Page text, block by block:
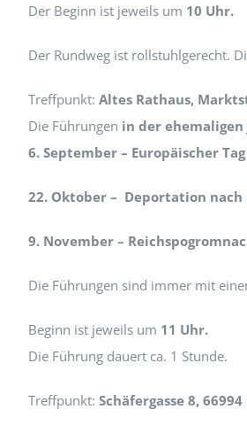
Der Beginn ist jeweils um 10 Uhr.
Der Rundweg ist rollstuhlgerecht.
Treffpunkt: Altes Rathaus,
Die Führungen in der ehemaligen
6. September – Europäischer
22. Oktober – Deportation nach
9. November –
Die Führungen sind immer mit
Beginn ist jeweils um 11 Uhr.
Die Führung dauert ca. 1 Stunde.
Treffpunkt: Schäfergasse 8, 66994